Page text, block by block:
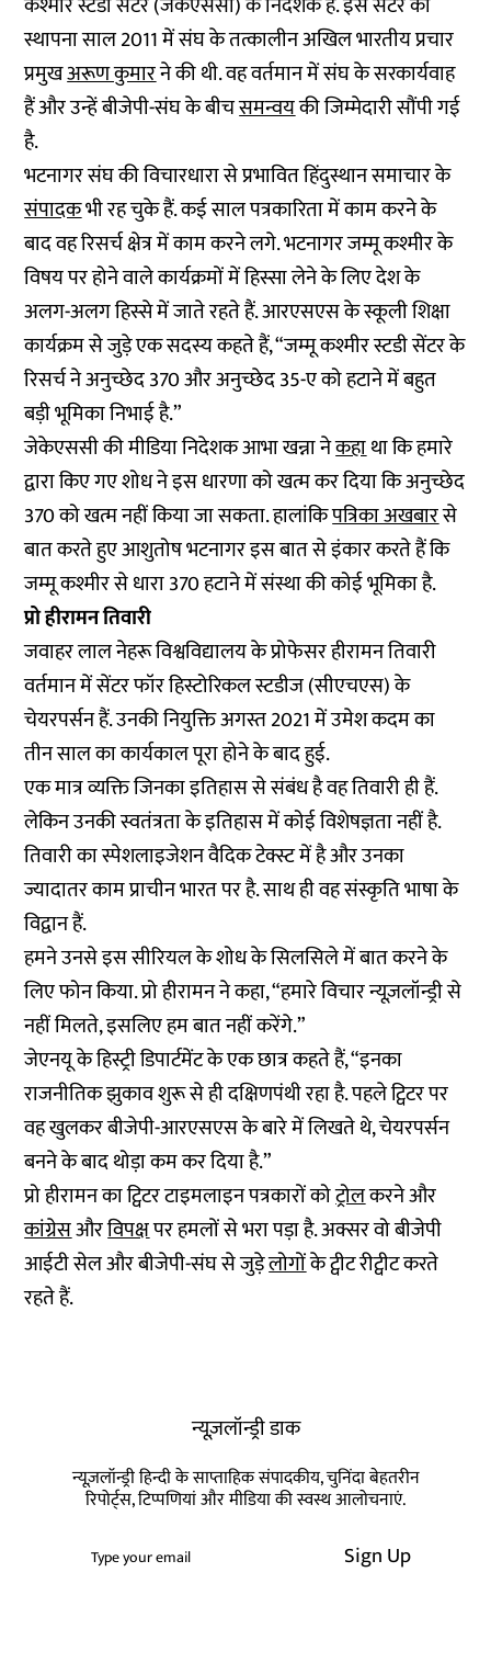
स्थापना साल 2011 में संघ के तत्कालीन अखिल भारतीय प्रचार
प्रमुखअरूण कुमारने की थी. वह वर्तमान में संघ के सरकार्यवाह
हैं और उन्हें बीजेपी-संघ के बीचसमन्वयकी जिम्मेदारी सौंपी गई
है.
भटनागर संघ की विचारधारा से प्रभावित हिंदुस्थान समाचार के
संपादकभी रह चुके हैं. कई साल पत्रकारिता में काम करने के
बाद वह रिसर्च क्षेत्र में काम करने लगे. भटनागर जम्मू कश्मीर के
विषय पर होने वाले कार्यक्रमों में हिस्सा लेने के लिए देश के
अलग-अलग हिस्से में जाते रहते हैं. आरएसएस के स्कूली शिक्षा
कार्यक्रम से जुड़े एक सदस्य कहते हैं, “जम्मू कश्मीर स्टडी सेंटर के
रिसर्च ने अनुच्छेद 370 और अनुच्छेद 35-ए को हटाने में बहुत
बड़ी भूमिका निभाई है.”
जेकेएससी की मीडिया निदेशक आभा खन्ना नेकहाथा कि हमारे
द्वारा किए गए शोध ने इस धारणा को खत्म कर दिया कि अनुच्छेद
370 को खत्म नहीं किया जा सकता. हालांकिपत्रिका अखबारसे
बात करते हुए आशुतोष भटनागर इस बात से इंकार करते हैं कि
जम्मू कश्मीर से धारा 370 हटाने में संस्था की कोई भूमिका है.
प्रो हीरामन तिवारी
जवाहर लाल नेहरू विश्वविद्यालय के प्रोफेसर हीरामन तिवारी
वर्तमान में सेंटर फॉर हिस्टोरिकल स्टडीज (सीएचएस) के
चेयरपर्सन हैं. उनकी नियुक्ति अगस्त 2021 में उमेश कदम का
तीन साल का कार्यकाल पूरा होने के बाद हुई.
एक मात्र व्यक्ति जिनका इतिहास से संबंध है वह तिवारी ही हैं.
लेकिन उनकी स्वतंत्रता के इतिहास में कोई विशेषज्ञता नहीं है.
तिवारी का स्पेशलाइजेशन वैदिक टेक्स्ट में है और उनका
ज्यादातर काम प्राचीन भारत पर है. साथ ही वह संस्कृति भाषा के
विद्वान हैं.
हमने उनसे इस सीरियल के शोध के सिलसिले में बात करने के
लिए फोन किया. प्रो हीरामन ने कहा, “हमारे विचार न्यूज़लॉन्ड्री से
नहीं मिलते, इसलिए हम बात नहीं करेंगे.”
जेएनयू के हिस्ट्री डिपार्टमेंट के एक छात्र कहते हैं, “इनका
राजनीतिक झुकाव शुरू से ही दक्षिणपंथी रहा है. पहले ट्विटर पर
वह खुलकर बीजेपी-आरएसएस के बारे में लिखते थे, चेयरपर्सन
बनने के बाद थोड़ा कम कर दिया है.”
प्रो हीरामन का ट्विटर टाइमलाइन पत्रकारों कोट्रोलकरने और
कांग्रेसऔरविपक्षपर हमलों से भरा पड़ा है. अक्सर वो बीजेपी
आईटी सेल और बीजेपी-संघ से जुड़ेलोगोंके ट्वीट रीट्वीट करते
रहते हैं.
न्यूज़लॉन्ड्री डाक
न्यूज़लॉन्ड्री हिन्दी के साप्ताहिक संपादकीय, चुनिंदा बेहतरीन
रिपोर्ट्स, टिप्पणियां और मीडिया की स्वस्थ आलोचनाएं.
Sign Up